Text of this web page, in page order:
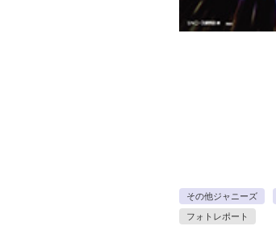
その他ジャニーズ
フォトレポート